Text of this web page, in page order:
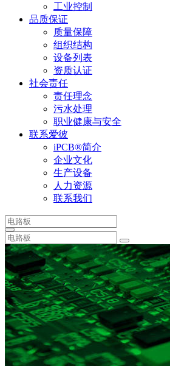
工业控制
品质保证
质量保障
组织结构
设备列表
资质认证
社会责任
责任理念
污水处理
职业健康与安全
联系爱彼
iPCB®简介
企业文化
生产设备
人力资源
联系我们